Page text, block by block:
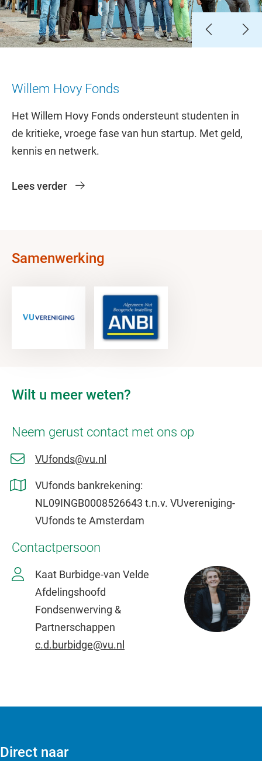
Willem Hovy Fonds
Het Willem Hovy Fonds ondersteunt studenten in
de kritieke, vroege fase van hun startup. Met geld,
kennis en netwerk.
Lees verder
Samenwerking
Wilt u meer weten?
Neem gerust contact met ons op
VUfonds@vu.nl
VUfonds bankrekening:
NL09INGB0008526643 t.n.v. VUvereniging-
VUfonds te Amsterdam
Contactpersoon
Kaat Burbidge-van Velde
Afdelingshoofd
Fondsenwerving &
Partnerschappen
c.d.burbidge@vu.nl
Direct naar